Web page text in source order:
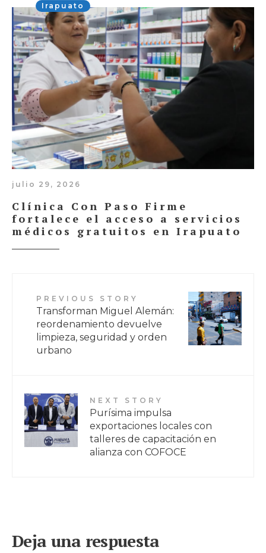
Irapuato
julio 29, 2026
Clínica Con Paso Firme
fortalece el acceso a servicios
médicos gratuitos en Irapuato
PREVIOUS STORY
Transforman Miguel Alemán:
reordenamiento devuelve
limpieza, seguridad y orden
urbano
NEXT STORY
Purísima impulsa
exportaciones locales con
talleres de capacitación en
alianza con COFOCE
Deja una respuesta